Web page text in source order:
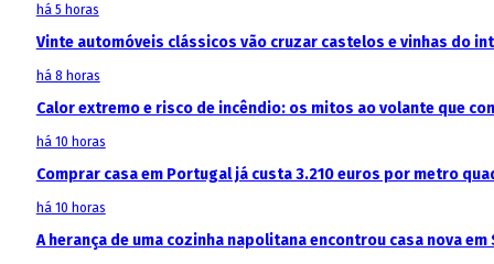
há 5 horas
Vinte automóveis clássicos vão cruzar castelos e vinhas do
há 8 horas
Calor extremo e risco de incêndio: os mitos ao volante que
há 10 horas
Comprar casa em Portugal já custa 3.210 euros por metro
há 10 horas
A herança de uma cozinha napolitana encontrou casa nova em